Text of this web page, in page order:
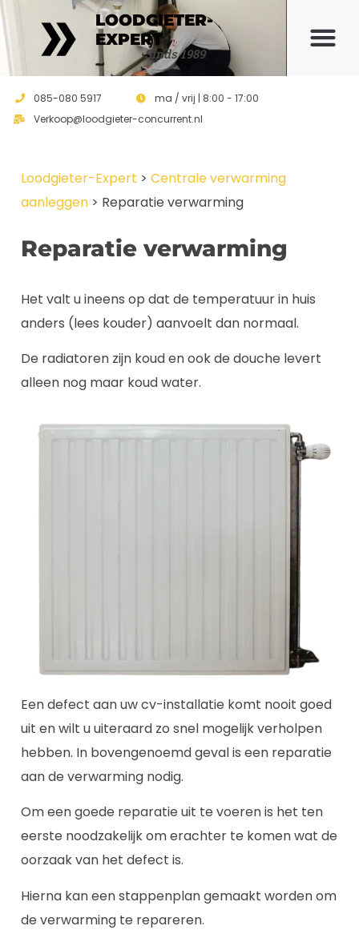
LOODGIETER-
EXPERT
Sinds 1989
085-080 5917
ma / vrij | 8:00 - 17:00
Verkoop@loodgieter-concurrent.nl
Loodgieter-Expert > Centrale verwarming
aanleggen > Reparatie verwarming
Reparatie verwarming
Het valt u ineens op dat de temperatuur in huis
anders (lees kouder) aanvoelt dan normaal.
De radiatoren zijn koud en ook de douche levert
alleen nog maar koud water.
Een defect aan uw cv-installatie komt nooit goed
uit en wilt u uiteraard zo snel mogelijk verholpen
hebben. In bovengenoemd geval is een reparatie
aan de verwarming nodig.
Om een goede reparatie uit te voeren is het ten
eerste noodzakelijk om erachter te komen wat de
oorzaak van het defect is.
Hierna kan een stappenplan gemaakt worden om
de verwarming te repareren.